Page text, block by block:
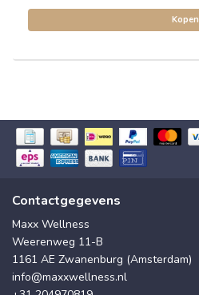
Kopen
Contactgegevens
Maxx Wellness
Weerenweg 11-B
1161 AE Zwanenburg (Amsterdam)
info@maxxwellness.nl